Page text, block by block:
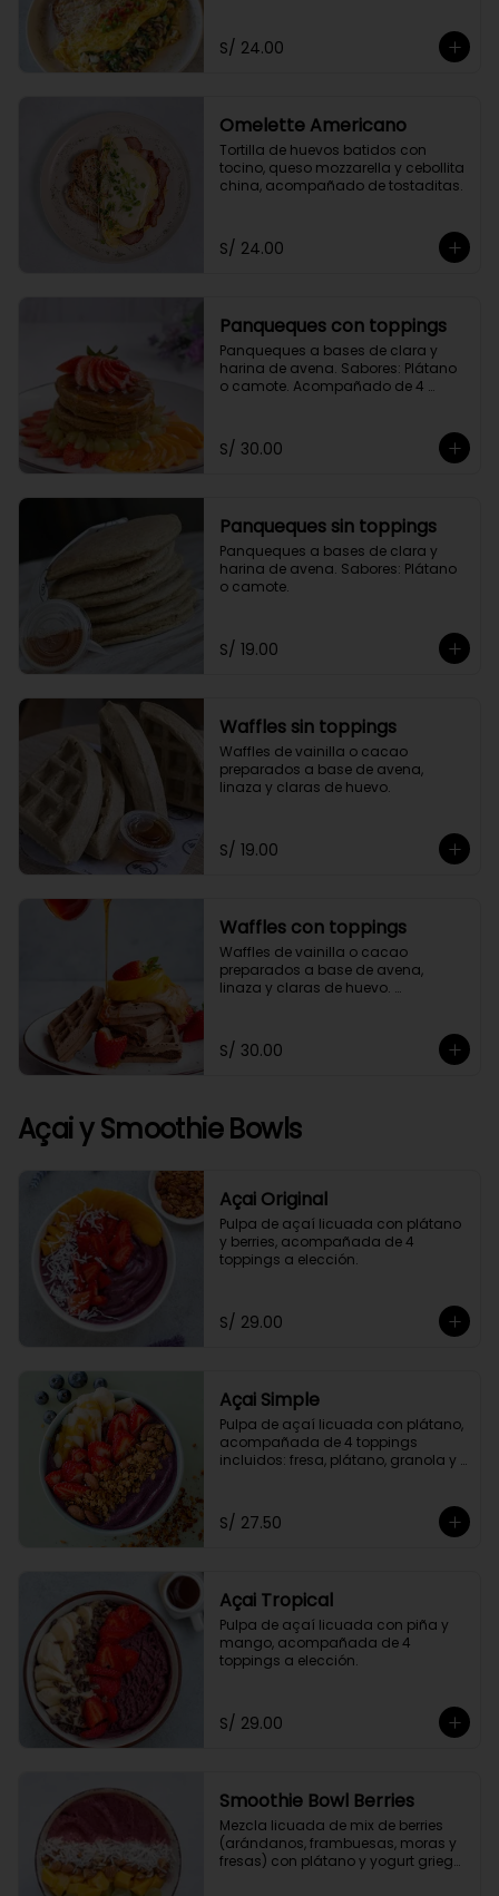
S/ 24.00
Omelette Americano
Tortilla de huevos batidos con
tocino, queso mozzarella y cebollita
china, acompañado de tostaditas.
S/ 24.00
Panqueques con toppings
Panqueques a bases de clara y
harina de avena. Sabores: Plátano
o camote. Acompañado de 4
S/ 30.00
Panqueques sin toppings
Panqueques a bases de clara y
harina de avena. Sabores: Plátano
o camote.
S/ 19.00
Waffles sin toppings
Waffles de vainilla o cacao
preparados a base de avena,
linaza y claras de huevo.
S/ 19.00
Waffles con toppings
Waffles de vainilla o cacao
preparados a base de avena,
linaza y claras de huevo.
S/ 30.00
Açai y Smoothie Bowls
Açai Original
Pulpa de açaí licuada con plátano
y berries, acompañada de 4
toppings a elección.
S/ 29.00
Açai Simple
Pulpa de açaí licuada con plátano,
acompañada de 4 toppings
incluidos: fresa, plátano, granola y
S/ 27.50
Açai Tropical
Pulpa de açaí licuada con piña y
mango, acompañada de 4
toppings a elección.
S/ 29.00
Smoothie Bowl Berries
Mezcla licuada de mix de berries
(arándanos, frambuesas, moras y
fresas) con plátano y yogurt griego